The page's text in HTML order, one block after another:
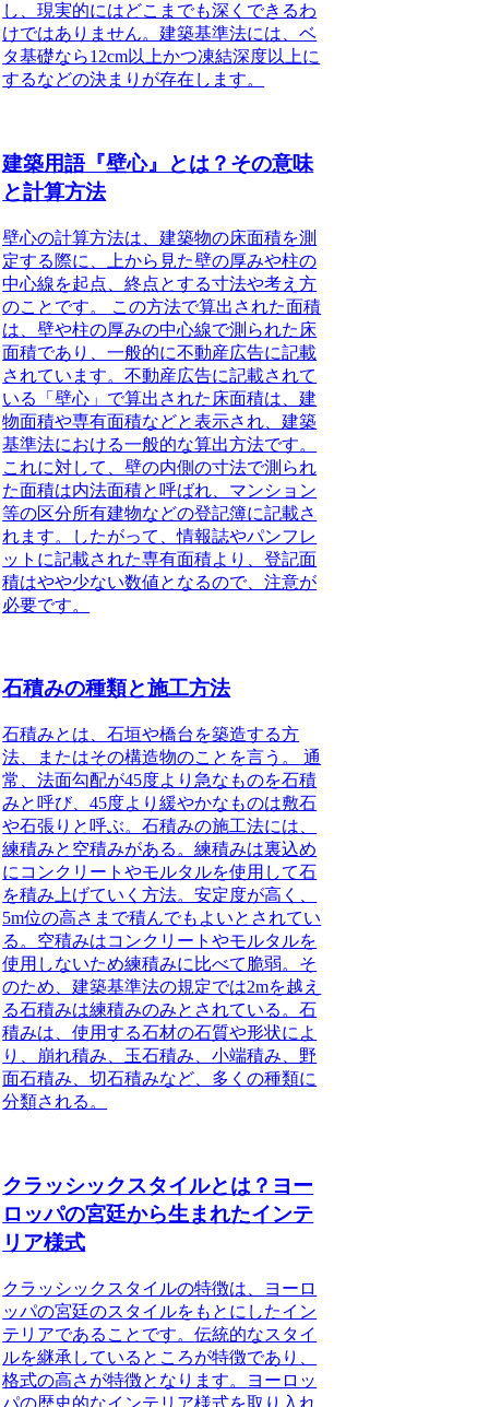
し、現実的にはどこまでも深くできるわ
けではありません。建築基準法には、ベ
タ基礎なら12cm以上かつ凍結深度以上に
するなどの決まりが存在します。
建築用語『壁心』とは？その意味
と計算方法
壁心の計算方法は、建築物の床面積を測
定する際に、上から見た壁の厚みや柱の
中心線を起点、終点とする寸法や考え方
のことです。
この方法で算出された面積
は、壁や柱の厚みの中心線で測られた床
面積であり、一般的に不動産広告に記載
されています。不動産広告に記載されて
いる「壁心」で算出された床面積は、建
物面積や専有面積などと表示され、建築
基準法における一般的な算出方法です。
これに対して、壁の内側の寸法で測られ
た面積は内法面積と呼ばれ、マンション
等の区分所有建物などの登記簿に記載さ
れます。したがって、情報誌やパンフレ
ットに記載された専有面積より、登記面
積はやや少ない数値となるので、注意が
必要です。
石積みの種類と施工方法
石積みとは、石垣や橋台を築造する方
法、またはその構造物のことを言う。
通
常、法面勾配が45度より急なものを石積
みと呼び、45度より緩やかなものは敷石
や石張りと呼ぶ。石積みの施工法には、
練積みと空積みがある。練積みは裏込め
にコンクリートやモルタルを使用して石
を積み上げていく方法。安定度が高く、
5m位の高さまで積んでもよいとされてい
る。空積みはコンクリートやモルタルを
使用しないため練積みに比べて脆弱。そ
のため、建築基準法の規定では2mを越え
る石積みは練積みのみとされている。石
積みは、使用する石材の石質や形状によ
り、崩れ積み、玉石積み、小端積み、野
面石積み、切石積みなど、多くの種類に
分類される。
クラッシックスタイルとは？ヨー
ロッパの宮廷から生まれたインテ
リア様式
クラッシックスタイルの特徴は、
ヨーロ
ッパの宮廷のスタイルをもとにしたイン
テリアであることです。伝統的なスタイ
ルを継承している ところが特徴であり、
格式の高さが特徴となります。
ヨーロッ
パの歴史的なインテリア様式を取り入れ